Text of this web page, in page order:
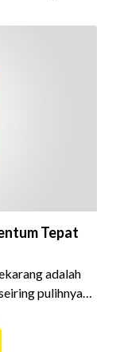
Tepat
adalah
pulihnya